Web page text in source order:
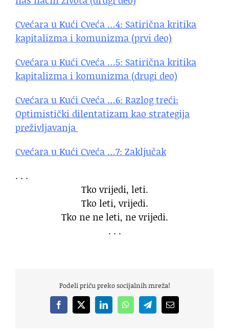
Cvećara u Kući Cveća …4: Satirična kritika
kapitalizma i komunizma (prvi deo)
Cvećara u Kući Cveća …5: Satirična kritika
kapitalizma i komunizma (drugi deo)
Cvećara u Kući Cveća …6: Razlog treći:
Optimistički dilentatizam kao strategija
preživljavanja
Cvećara u Kući Cveća …7: Zaključak
. . .
Tko vrijedi, leti.
Tko leti, vrijedi.
Tko ne ne leti, ne vrijedi.
. . .
Podeli priču preko socijalnih mreža!
Facebook
X LinkedInWhatsAppTelegramEmail